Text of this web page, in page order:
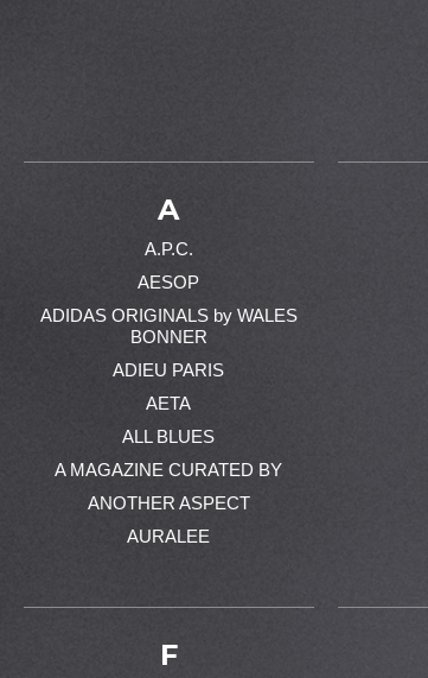
A
A.P.C.
AESOP
ADIDAS ORIGINALS by WALES
BONNER
ADIEU PARIS
AETA
ALL BLUES
A MAGAZINE CURATED BY
ANOTHER ASPECT
AURALEE
F